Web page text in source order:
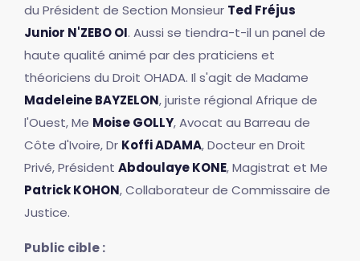
du Président de Section Monsieur Ted Fréjus
Junior N'ZEBO OI. Aussi se tiendra-t-il un panel de
haute qualité animé par des praticiens et
théoriciens du Droit OHADA. Il s'agit de Madame
Madeleine BAYZELON, juriste régional Afrique de
l'Ouest, Me Moise GOLLY, Avocat au Barreau de
Côte d'Ivoire, Dr Koffi ADAMA, Docteur en Droit
Privé, Président Abdoulaye KONE, Magistrat et Me
Patrick KOHON, Collaborateur de Commissaire de
Justice.
Public cible :